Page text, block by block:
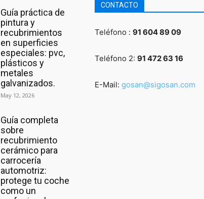
Guía práctica de
pintura y
recubrimientos
en superficies
especiales: pvc,
plásticos y
metales
galvanizados.
May 12, 2026
Guía completa
sobre
recubrimiento
cerámico para
carrocería
automotriz:
protege tu coche
como un
CONTACTO
Teléfono : 91 604 89 09
Teléfono 2: 91 472 63 16
E-Mail: gosan@sigosan.com